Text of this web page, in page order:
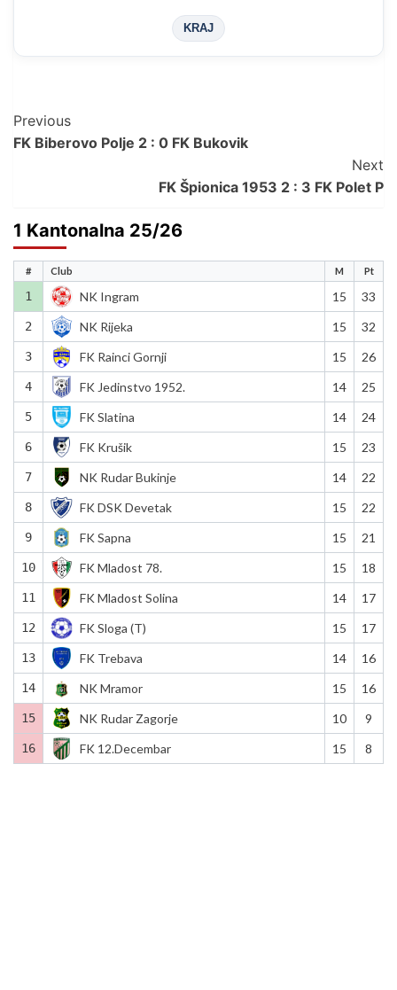
KRAJ
Post
Navigation
Previous
FK Biberovo Polje 2 : 0 FK Bukovik
Next
FK Špionica 1953 2 : 3 FK Polet P
1 Kantonalna 25/26
# Club M Pt
1 NK Ingram 15 33
2 NK Rijeka 15 32
3 FK Rainci Gornji 15 26
4 FK Jedinstvo 1952. 14 25
5 FK Slatina 14 24
6 FK Krušik 15 23
7 NK Rudar Bukinje 14 22
8 FK DSK Devetak 15 22
9 FK Sapna 15 21
10 FK Mladost 78. 15 18
11 FK Mladost Solina 14 17
12 FK Sloga (T) 15 17
13 FK Trebava 14 16
14 NK Mramor 15 16
15 NK Rudar Zagorje 10 9
16 FK 12.Decembar 15 8